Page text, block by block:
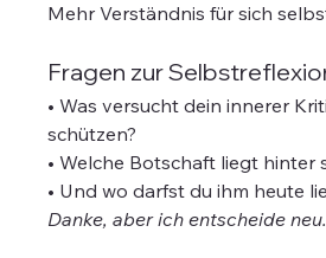
Mehr Verständnis für sich
Fragen zur
• Was versucht dein innerer
schützen?
• Welche Botschaft liegt hinter
• Und wo darfst du ihm heute
Danke, aber ich entscheide neu.